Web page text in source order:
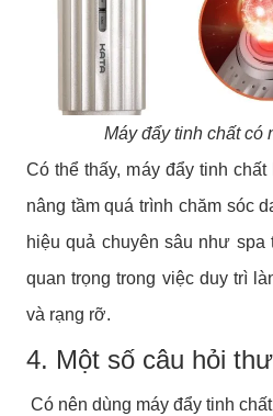
Máy đẩy tinh chất có
Có thể thấy, máy đẩy tinh
nâng tầm quá trình chăm sóc
hiệu quả chuyên sâu như
quan trọng trong việc duy trì
và rạng rỡ.
4. Một số câu hỏi
Có nên dùng máy đẩy tinh